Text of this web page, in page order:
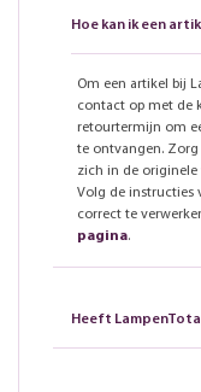
Hoe kan ik een
Om een artikel bij
contact op met de
retourtermijn om
te ontvangen.
zich in de originele
Volg de instructies
correct te
pagina.
Heeft